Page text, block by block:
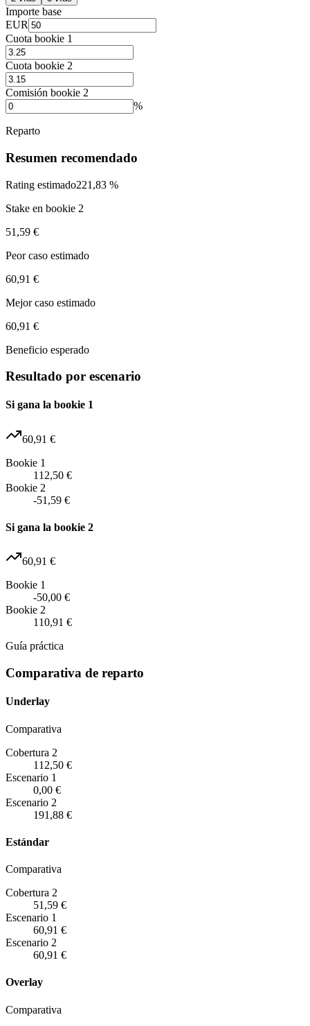
Importe base
EUR
Cuota bookie 1
Cuota bookie 2
Comisión bookie 2
%
Reparto
Resumen recomendado
Rating estimado221,83 %
Stake en bookie 2
51,59 €
Peor caso estimado
60,91 €
Mejor caso estimado
60,91 €
Beneficio esperado
Resultado por escenario
Si gana la bookie 1
60,91 €
Bookie 1
112,50 €
Bookie 2
-51,59 €
Si gana la bookie 2
60,91 €
Bookie 1
-50,00 €
Bookie 2
110,91 €
Guía práctica
Comparativa de reparto
Underlay
Comparativa
Cobertura 2
112,50 €
Escenario 1
0,00 €
Escenario 2
191,88 €
Estándar
Comparativa
Cobertura 2
51,59 €
Escenario 1
60,91 €
Escenario 2
60,91 €
Overlay
Comparativa